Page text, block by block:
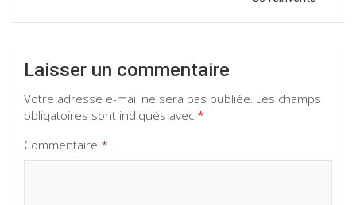
Laisser un commentaire
Votre adresse e-mail ne sera pas publiée. Les champs
obligatoires sont indiqués avec *
Commentaire *